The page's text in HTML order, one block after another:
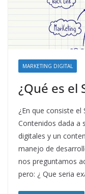
MARKETING DIGITAL
¿Qué es el
¿En que consiste el
Contenidos dada a
digitales y un
manejo de
nos preguntamos
pero: ¿ Que seria